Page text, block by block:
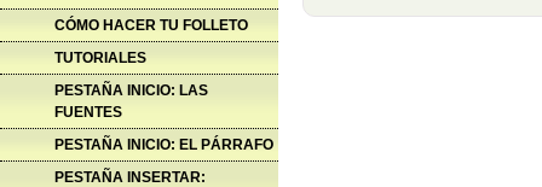
CÓMO HACER TU FOLLETO
TUTORIALES
PESTAÑA INICIO: LAS
FUENTES
PESTAÑA INICIO: EL PÁRRAFO
PESTAÑA INSERTAR: